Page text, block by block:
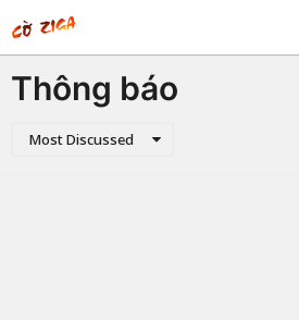
Thông báo
Most Discussed